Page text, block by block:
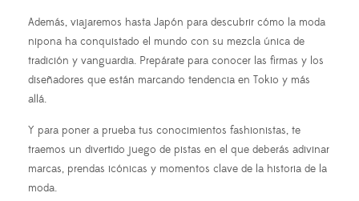
Además, viajaremos hasta Japón para descubrir cómo la moda
nipona ha conquistado el mundo con su mezcla única de
tradición y vanguardia. Prepárate para conocer las firmas y los
diseñadores que están marcando tendencia en Tokio y más
allá.
Y para poner a prueba tus conocimientos fashionistas, te
traemos un divertido juego de pistas en el que deberás adivinar
marcas, prendas icónicas y momentos clave de la historia de la
moda.